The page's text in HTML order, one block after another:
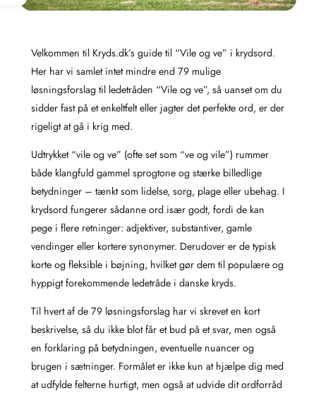
Velkommen til Kryds.dk’s guide til “Vile og ve” i krydsord.
Her har vi samlet intet mindre end 79 mulige
løsningsforslag til ledetråden “Vile og ve”, så uanset om du
sidder fast på et enkeltfelt eller jagter det perfekte ord, er der
rigeligt at gå i krig med.
Udtrykket “vile og ve” (ofte set som “ve og vile”) rummer
både klangfuld gammel sprogtone og stærke billedlige
betydninger – tænkt som lidelse, sorg, plage eller ubehag. I
krydsord fungerer sådanne ord især godt, fordi de kan
pege i flere retninger: adjektiver, substantiver, gamle
vendinger eller kortere synonymer. Derudover er de typisk
korte og fleksible i bøjning, hvilket gør dem til populære og
hyppigt forekommende ledetråde i danske kryds.
Til hvert af de 79 løsningsforslag har vi skrevet en kort
beskrivelse, så du ikke blot får et bud på et svar, men også
en forklaring på betydningen, eventuelle nuancer og
brugen i sætninger. Formålet er ikke kun at hjælpe dig med
at udfylde felterne hurtigt, men også at udvide dit ordforråd